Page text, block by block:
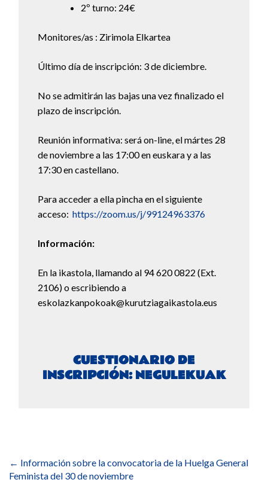
2º turno: 24€
Monitores/as : Zirimola Elkartea
Último día de inscripción: 3 de diciembre.
No se admitirán las bajas una vez finalizado el
plazo de inscripción.
Reunión informativa: será on-line, el mártes 28
de noviembre a las 17:00 en euskara y a las
17:30 en castellano.
Para acceder a ella pincha en el siguiente
acceso: https://zoom.us/j/99124963376
Información:
En la ikastola, llamando al 94 620 0822 (Ext.
2106) o escribiendo a
eskolazkanpokoak@kurutziagaikastola.eus
CUESTIONARIO DE
INSCRIPCIÓN: NEGULEKUAK
de
entradas
← Información sobre la convocatoria de la Huelga General
Feminista del 30 de noviembre